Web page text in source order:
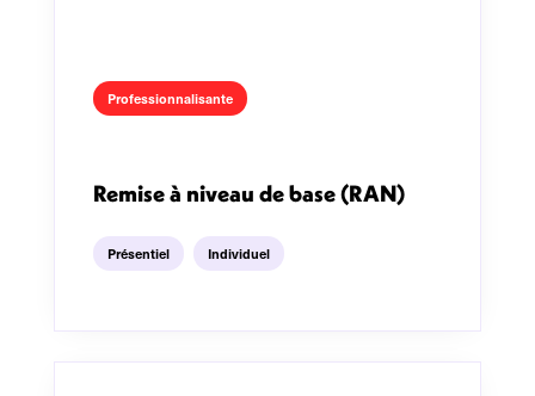
Professionnalisante
Remise à niveau de base (RAN)
Présentiel Individuel